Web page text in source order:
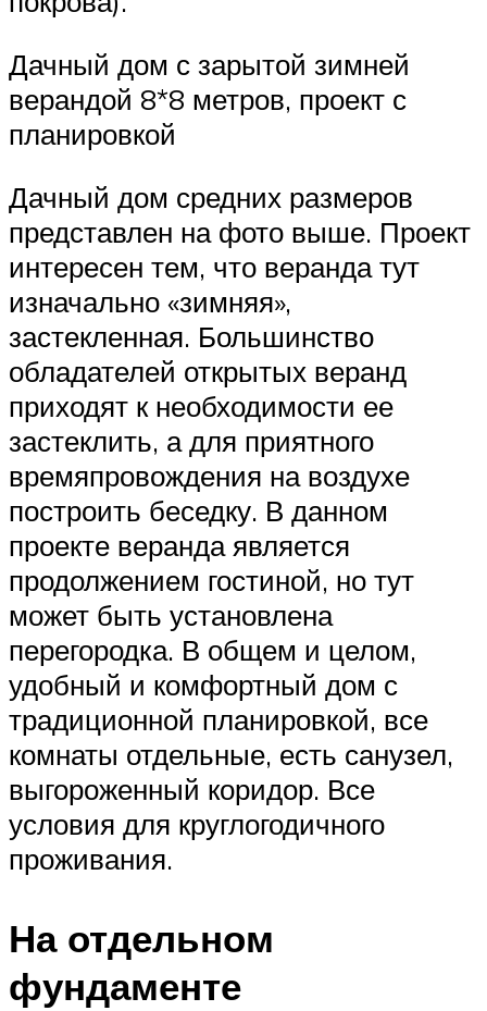
Дачный дом с зарытой зимней
верандой 8*8 метров, проект с
планировкой
Дачный дом средних размеров
представлен на фото выше. Проект
интересен тем, что веранда тут
изначально «зимняя»,
застекленная. Большинство
обладателей открытых веранд
приходят к необходимости ее
застеклить, а для приятного
времяпровождения на воздухе
построить беседку. В данном
проекте веранда является
продолжением гостиной, но тут
может быть установлена
перегородка. В общем и целом,
удобный и комфортный дом с
традиционной планировкой, все
комнаты отдельные, есть санузел,
выгороженный коридор. Все
условия для круглогодичного
проживания.
На отдельном
фундаменте